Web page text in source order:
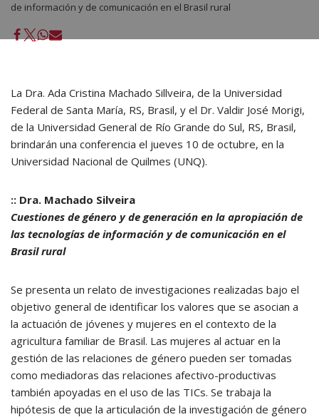
de información y de comunicación en el Brasil rural
La Dra. Ada Cristina Machado Sillveira, de la Universidad
Federal de Santa María, RS, Brasil, y el Dr. Valdir José Morigi,
de la Universidad General de Río Grande do Sul, RS, Brasil,
brindarán una conferencia el jueves 10 de octubre, en la
Universidad Nacional de Quilmes (UNQ).
:: Dra. Machado Silveira
Cuestiones de género y de generación en la apropiación de
las tecnologías de información y de comunicación en el
Brasil rural
Se presenta un relato de investigaciones realizadas bajo el
objetivo general de identificar los valores que se asocian a
la actuación de jóvenes y mujeres en el contexto de la
agricultura familiar de Brasil. Las mujeres al actuar en la
gestión de las relaciones de género pueden ser tomadas
como mediadoras das relaciones afectivo-productivas
también apoyadas en el uso de las TICs. Se trabaja la
hipótesis de que la articulación de la investigación de género